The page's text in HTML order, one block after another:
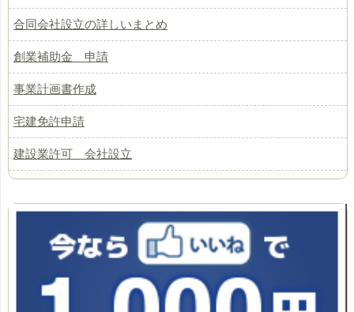
合同会社設立の詳しいまとめ
創業補助金 申請
事業計画書作成
宅建免許申請
建設業許可 会社設立